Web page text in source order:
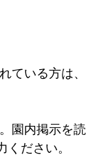
ている方は、
園内掲示を読
ください。